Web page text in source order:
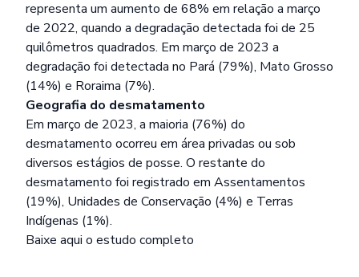
representa um aumento de 68% em relação a março
de 2022, quando a degradação detectada foi de 25
quilômetros quadrados. Em março de 2023 a
degradação foi detectada no Pará (79%), Mato Grosso
(14%) e Roraima (7%).
Geografia do desmatamento
Em março de 2023, a maioria (76%) do
desmatamento ocorreu em área privadas ou sob
diversos estágios de posse. O restante do
desmatamento foi registrado em Assentamentos
(19%), Unidades de Conservação (4%) e Terras
Indígenas (1%).
Baixe aqui o estudo completo